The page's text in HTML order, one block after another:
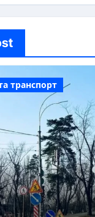
транспорт